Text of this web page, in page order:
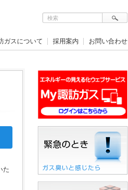
ガスについて 採用案内 お問い合わせ
た